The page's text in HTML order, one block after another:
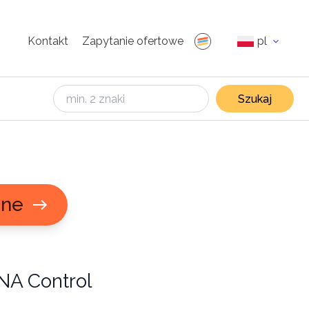
Kontakt Zapytanie ofertowe pl
Szukaj
Control